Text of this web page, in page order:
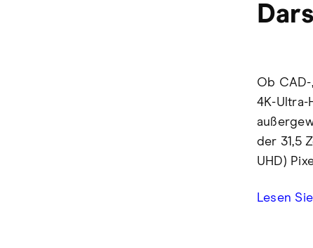
Ob
4K-Ultra-
der 31,5
UHD)
Lesen